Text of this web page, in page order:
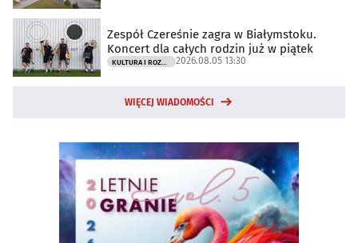
Zespół Czereśnie zagra w Białymstoku.
Koncert dla całych rodzin już w piątek
KULTURA I ROZRYWKA 2026.08.05 13:30
WIĘCEJ WIADOMOŚCI